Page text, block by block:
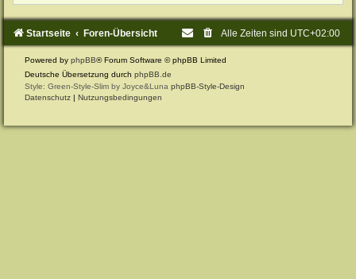
Startseite Foren-Übersicht Alle Zeiten sind UTC+02:00
Powered by phpBB® Forum Software © phpBB Limited
Deutsche Übersetzung durch phpBB.de
Style: Green-Style-Slim by Joyce&Luna phpBB-Style-Design
Datenschutz | Nutzungsbedingungen